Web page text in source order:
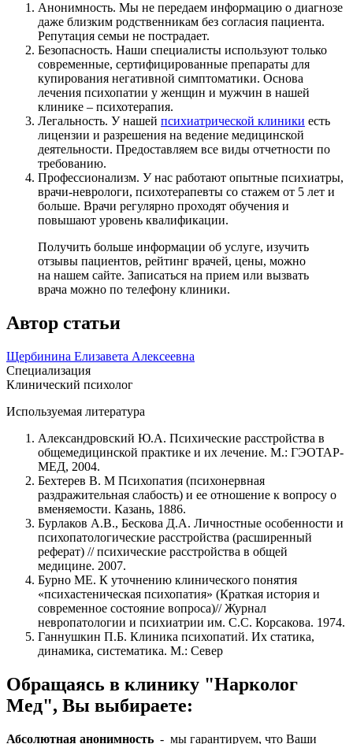
Анонимность. Мы не передаем информацию о диагнозе
даже близким родственникам без согласия пациента.
Репутация семьи не пострадает.
Безопасность. Наши специалисты используют только
современные, сертифицированные препараты для
купирования негативной симптоматики. Основа
лечения психопатии у женщин и мужчин в нашей
клинике – психотерапия.
Легальность. У нашей психиатрической клиники есть
лицензии и разрешения на ведение медицинской
деятельности. Предоставляем все виды отчетности по
требованию.
Профессионализм. У нас работают опытные психиатры,
врачи-неврологи, психотерапевты со стажем от 5 лет и
больше. Врачи регулярно проходят обучения и
повышают уровень квалификации.
Получить больше информации об услуге, изучить
отзывы пациентов, рейтинг врачей, цены, можно
на нашем сайте. Записаться на прием или вызвать
врача можно по телефону клиники.
Автор статьи
Щербинина Елизавета Алексеевна
Специализация
Клинический психолог
Используемая литература
Александровский Ю.А. Психические расстройства в
общемедицинской практике и их лечение. М.: ГЭОТАР-
МЕД, 2004.
Бехтерев В. М Психопатия (психонервная
раздражительная слабость) и ее отношение к вопросу о
вменяемости. Казань, 1886.
Бурлаков A.B., Бескова Д.А. Личностные особенности и
психопатологические расстройства (расширенный
реферат) // психические расстройства в общей
медицине. 2007.
Бурно ME. К уточнению клинического понятия
«психастеническая психопатия» (Краткая история и
современное состояние вопроса)// Журнал
невропатологии и психиатрии им. С.С. Корсакова. 1974.
Ганнушкин П.Б. Клиника психопатий. Их статика,
динамика, систематика. М.: Север
Обращаясь в клинику "Нарколог
Мед", Вы выбираете:
Абсолютная анонимность - мы гарантируем, что Ваши